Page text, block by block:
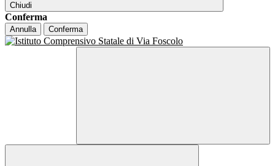
Chiudi
Conferma
Annulla Conferma